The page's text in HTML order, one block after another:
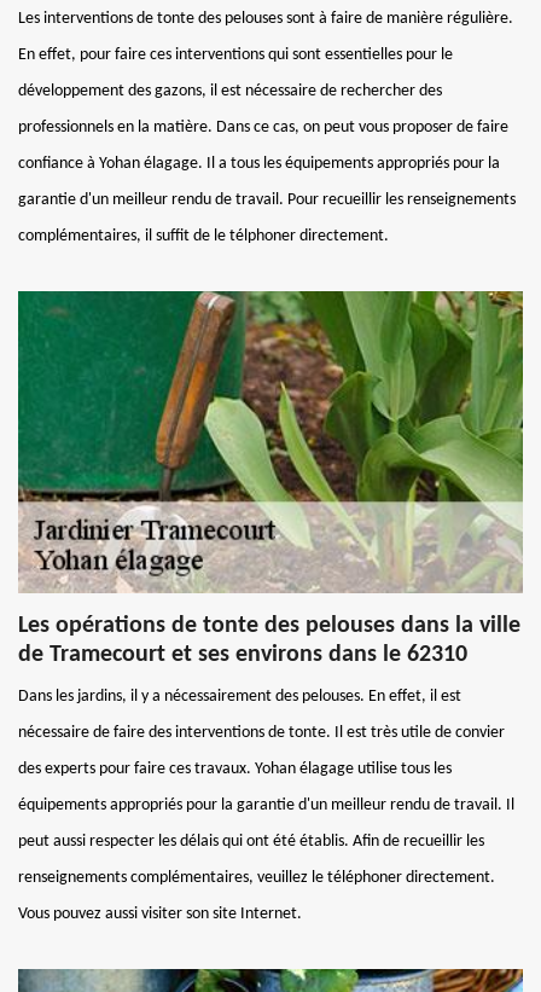
Les interventions de tonte des pelouses sont à faire de manière régulière.
En effet, pour faire ces interventions qui sont essentielles pour le
développement des gazons, il est nécessaire de rechercher des
professionnels en la matière. Dans ce cas, on peut vous proposer de faire
confiance à Yohan élagage. Il a tous les équipements appropriés pour la
garantie d'un meilleur rendu de travail. Pour recueillir les renseignements
complémentaires, il suffit de le télphoner directement.
Les opérations de tonte des pelouses dans la ville
de Tramecourt et ses environs dans le 62310
Dans les jardins, il y a nécessairement des pelouses. En effet, il est
nécessaire de faire des interventions de tonte. Il est très utile de convier
des experts pour faire ces travaux. Yohan élagage utilise tous les
équipements appropriés pour la garantie d'un meilleur rendu de travail. Il
peut aussi respecter les délais qui ont été établis. Afin de recueillir les
renseignements complémentaires, veuillez le téléphoner directement.
Vous pouvez aussi visiter son site Internet.